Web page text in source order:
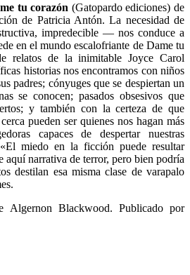
tu corazón (Gatopardo ediciones) de
de Patricia Antón. La necesidad de
impredecible — nos conduce a
en el mundo escalofriante de Dame tu
relatos de la inimitable Joyce Carol
historias nos encontramos con niños
padres; cónyuges que se despiertan un
se conocen; pasados obsesivos que
y también con la certeza de que
pueden ser quienes nos hagan más
capaces de despertar nuestras
miedo en la ficción puede resultar
aquí narrativa de terror, pero bien podría
destilan esa misma clase de varapalo
Algernon Blackwood. Publicado por